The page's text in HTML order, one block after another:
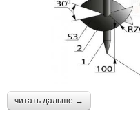
читать дальше →